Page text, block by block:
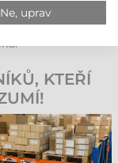
nízkonákladová
toků a
KTEŘÍ
Ne, uprav